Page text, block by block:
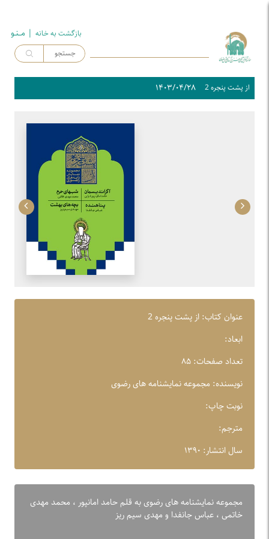
بازگشت به خـانه | مــنـو
از پشت پنجره 2 ۱۴۰۳/۰۴/۲۸
عنوان کتاب: از پشت پنجره 2
ابعاد:
تعداد صفحات: ۸۵
نویسنده: مجموعه نمایشنامه های رضوی
نوبت چاپ:
مترجم:
سال انتشار: ۱۳۹۰
مجموعه نمایشنامه های رضوی به قلم حامد امانپور ، محمد مهدی
خاتمی ، عباس جانفدا و مهدی سیم ریز